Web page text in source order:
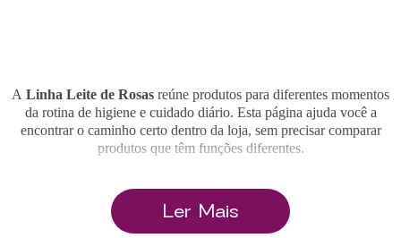
A Linha Leite de Rosas reúne produtos para diferentes momentos
da rotina de higiene e cuidado diário. Esta página ajuda você a
encontrar o caminho certo dentro da loja, sem precisar comparar
produtos que têm funções diferentes.
clássico da marca, um desodorante para as axilas, um sabonete para o
banho, um hidratante corporal, um lenço demaquilante ou um
acessório para organizar e transportar os produtos da rotina. Cada
Ler Mais